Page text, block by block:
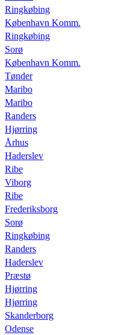
Ringkøbing
København Komm.
Ringkøbing
Sorø
København Komm.
Tønder
Maribo
Maribo
Randers
Hjørring
Århus
Haderslev
Ribe
Viborg
Ribe
Frederiksborg
Sorø
Ringkøbing
Randers
Haderslev
Præstø
Hjørring
Hjørring
Skanderborg
Odense